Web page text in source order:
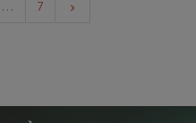
… 7 keyboard_arrow_right